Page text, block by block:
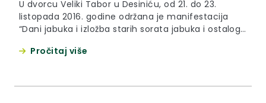
U dvorcu Veliki Tabor u Desiniću, od 21. do 23.
listopada 2016. godine održana je manifestacija
“Dani jabuka i izložba starih sorata jabuka i ostalog
Pročitaj više